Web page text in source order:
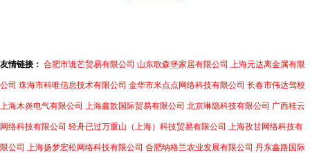
友情链接： 合肥市谯芒贸易有限公司 山东歌森堡家居有限公司 上海元达离金属有限
公司 珠海市科唯信息技术有限公司 金华市米点点网络科技有限公司 长春市伟达驾校
上海木炎电气有限公司 上海鑫歆国际贸易有限公司 北京琳隐科技有限公司 广西桂云
网络科技有限公司 轻舟已过万重山（上海）科技贸易有限公司 上海孜甘网络科技有
限公司 上海扬梦宏松网络科技有限公司 合肥纳格兰农业发展有限公司 丹东鑫路国际